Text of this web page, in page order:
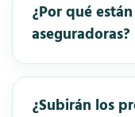
¿Por qué
aseguradoras?
¿Subirán los